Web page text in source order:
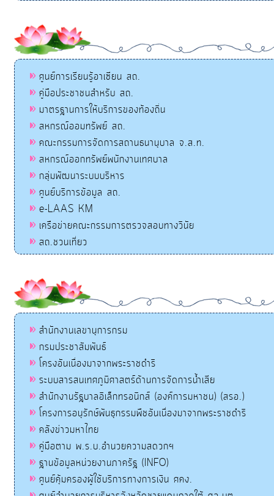
ศูนย์การเรียนรู้อาเซียน สถ.
คู่มือประชาชนสำหรับ สถ.
มาตรฐานการให้บริการของท้องถิ่น
สหกรณ์ออมทรัพย์ สถ.
คณะกรรมการจัดการสถานธนานุบาล จ.ส.ท.
สหกรณ์ออกทรัพย์พนักงานเทศบาล
กลุ่มพัฒนาระบบบริหาร
ศูนย์บริการข้อมูล สถ.
e-LAAS KM
เครือข่ายคณะกรรมการตรวจสอบทางวินัย
สถ.ชวนเที่ยว
สำนักงานเลขานุการกรม
กรมประชาสัมพันธ์
โครงอันเนื่องมาจากพระราชดำริ
ระบบสารสนเทศภูมิศาสตร์ด้านการจัดการน้ำเสีย
สำนักงานรัฐบาลอิเล็กทรอนิกส์ (องค์การมหาชน) (สรอ.)
โครงการอนุรักษ์พันธุกรรมพืชอันเนื่องมาจากพระราชดำริ
คลังข่าวมหาไทย
คู่มือตาม พ.ร.บ.อำนวยความสดวกฯ
ฐานข้อมูลหน่วยงานภาครัฐ (INFO)
ศูนย์คุ้มครองผู้ใช้บริการทางการเงิน ศคง.